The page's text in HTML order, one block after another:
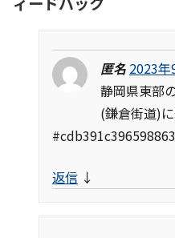
匿名 2023年
静岡県東部
(鎌倉街道)
返信 ↓